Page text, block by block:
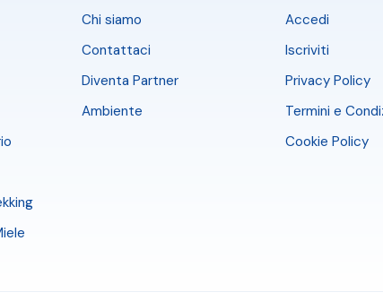
Chi siamo
Contattaci
Diventa Partner
Ambiente
Accedi
Iscriviti
Privacy Policy
Termini e
Cookie Policy